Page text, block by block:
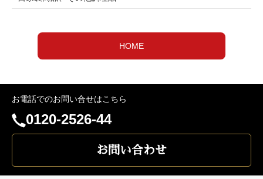
HOME
お電話でのお問い合せはこちら
電
話
号：
0120-2526-44
お問い合わせ